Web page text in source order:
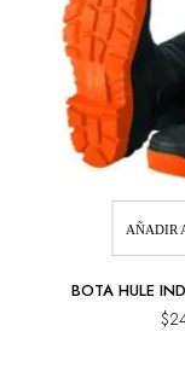
AÑADIR
BOTA HULE
$